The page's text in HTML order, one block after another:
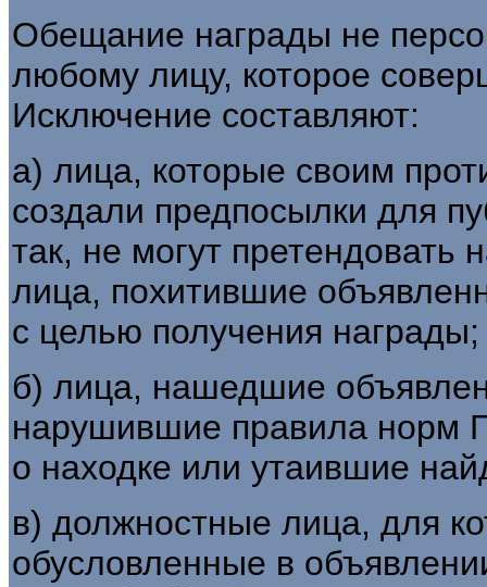
Обещание награды не
любому лицу, которое
Исключение составляют:
а) лица, которые своим
создали предпосылки для
так, не могут претендовать
лица, похитившие
с целью получения награды;
б) лица, нашедшие
нарушившие правила норм
о находке или утаившие
в) должностные лица, для
обусловленные в